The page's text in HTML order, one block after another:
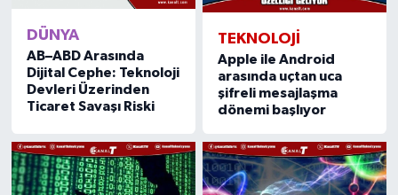
DÜNYA
AB–ABD Arasında
Dijital Cephe: Teknoloji
Devleri Üzerinden
Ticaret Savaşı Riski
TEKNOLOJI
Apple ile Android
arasında uçtan uca
şifreli mesajlaşma
dönemi başlıyor